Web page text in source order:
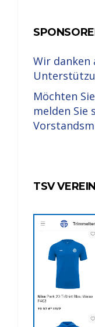
Wir danken
Möchten
melden Sie
TSV